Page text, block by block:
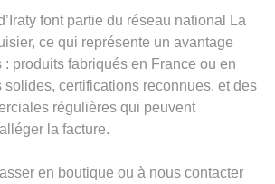
font partie du réseau national La
ce qui représente un avantage
: produits fabriqués en France ou en
solides, certifications reconnues, et des
régulières qui peuvent
la facture.
en boutique ou à nous contacter